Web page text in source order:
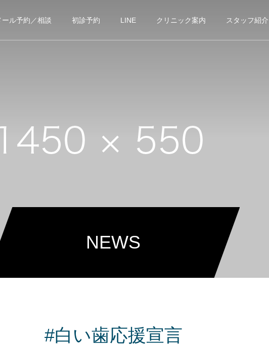
ール予約／相談 初診予約 LINE クリニック案内 スタッフ紹介
NEWS
#白い歯応援宣言